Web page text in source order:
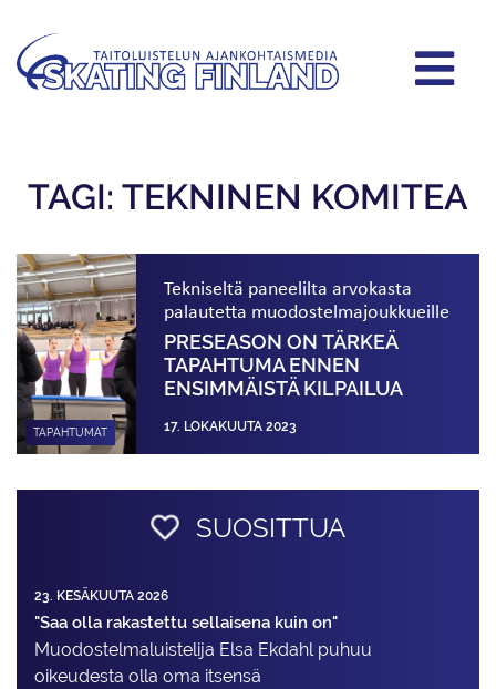
TAGI: TEKNINEN KOMITEA
TAPAHTUMAT
Tekniseltä paneelilta arvokasta
palautetta muodostelmajoukkueille
PRESEASON ON TÄRKEÄ
TAPAHTUMA ENNEN
ENSIMMÄISTÄ KILPAILUA
17. LOKAKUUTA 2023
SUOSITTUA
23. KESÄKUUTA 2026
"Saa olla rakastettu sellaisena kuin on"
Muodostelma­luistelija Elsa Ekdahl puhuu
oikeudesta olla oma itsensä